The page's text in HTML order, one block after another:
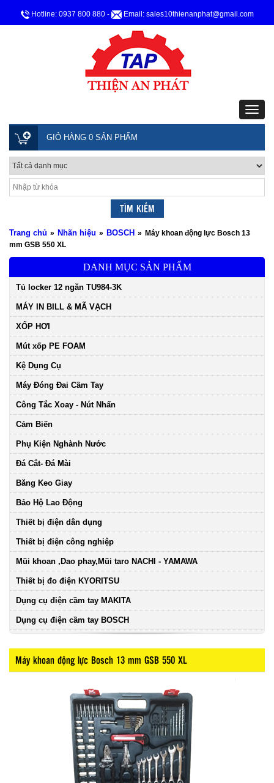
Hotline: 0937 800 880 - Email: sales10thienanphat@gmail.com
GIỎ HÀNG 0 SẢN PHẨM
Trang chủ » Nhãn hiệu » BOSCH » Máy khoan động lực Bosch 13
mm GSB 550 XL
DANH MỤC SẢN PHẨM
Tủ locker 12 ngăn TU984-3K
MÁY IN BILL & MÃ VẠCH
XỐP HƠI
Mút xốp PE FOAM
Kệ Dụng Cụ
Máy Đóng Đai Cầm Tay
Công Tắc Xoay - Nút Nhấn
Cảm Biến
Phụ Kiện Nghành Nước
Đá Cắt- Đá Mài
Băng Keo Giay
Bảo Hộ Lao Động
Thiết bị điện dân dụng
Thiết bị điện công nghiệp
Mũi khoan ,Dao phay,Mũi taro NACHI - YAMAWA
Thiết bị đo điện KYORITSU
Dụng cụ điện cầm tay MAKITA
Dụng cụ điện cầm tay BOSCH
Máy khoan động lực Bosch 13 mm GSB 550 XL